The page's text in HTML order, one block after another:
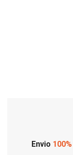
Envio 100%